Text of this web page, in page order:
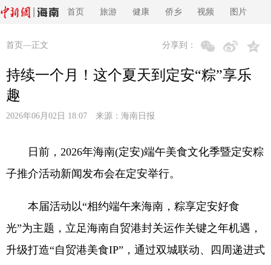
首页 旅游 健康 侨乡 视频 图片
首页 —正文 分享到：
持续一个月！这个夏天到定安“粽”享乐
趣
2026年06月02日 18:07 来源： 海南日报
日前，2026年海南(定安)端午美食文化季暨定安粽
子推介活动新闻发布会在定安举行。
本届活动以“相约端午来海南，粽享定安好食
光”为主题，立足海南自贸港封关运作关键之年机遇，
升级打造“自贸港美食IP”，通过双城联动、四周递进式